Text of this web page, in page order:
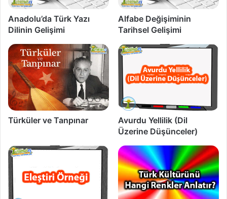
Anadolu’da Türk Yazı
Dilinin Gelişimi
Alfabe Değişiminin
Tarihsel Gelişimi
Türküler ve Tanpınar
Avurdu Yellilik (Dil
Üzerine Düşünceler)